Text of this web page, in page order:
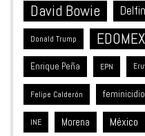
David Bowie
Donald Trump EDOMEX
Enrique Peña EPN
Felipe Calderón feminicidio
INE Morena México